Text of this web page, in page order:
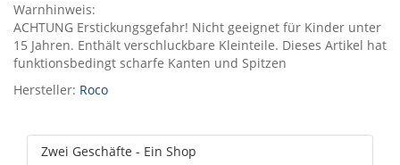
Warnhinweis:
ACHTUNG Erstickungsgefahr! Nicht geeignet für Kinder unter
15 Jahren. Enthält verschluckbare Kleinteile. Dieses Artikel hat
funktionsbedingt scharfe Kanten und Spitzen
Hersteller: Roco
Zwei Geschäfte - Ein Shop